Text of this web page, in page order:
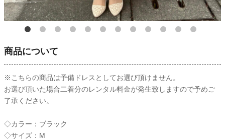
商品について
※こちらの商品は予備ドレスとしてお選び頂けません。
お選び頂いた場合二着分のレンタル料金が発生致しますので予めご
了承ください。
◇カラー：ブラック
◇サイズ：M